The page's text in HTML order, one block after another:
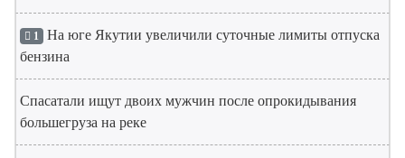
1 На юге Якутии увеличили суточные лимиты отпуска
бензина
Спасатали ищут двоих мужчин после опрокидывания
большегруза на реке